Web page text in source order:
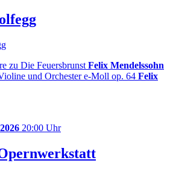
zu Die Feuersbrunst Felix Mendelssohn
und Orchester e-Moll op. 64 Felix
20:00 Uhr